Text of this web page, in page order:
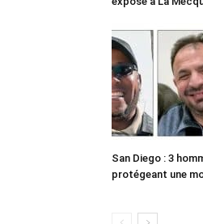
San Diego : 3
protégeant une